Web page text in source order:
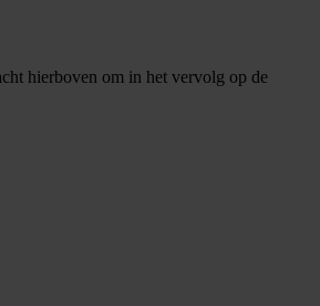
hierboven om in het vervolg op de